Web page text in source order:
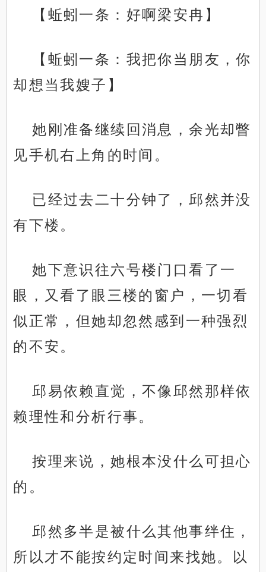
【蚯蚓一条：好啊梁安冉】
【蚯蚓一条：我把你当朋友，你
却想当我嫂子】
她刚准备继续回消息，余光却瞥
见手机右上角的时间。
已经过去二十分钟了，邱然并没
有下楼。
她下意识往六号楼门口看了一
眼，又看了眼三楼的窗户，一切看
似正常，但她却忽然感到一种强烈
的不安。
邱易依赖直觉，不像邱然那样依
赖理性和分析行事。
按理来说，她根本没什么可担心
的。
邱然多半是被什么其他事绊住，
所以才不能按约定时间来找她。以